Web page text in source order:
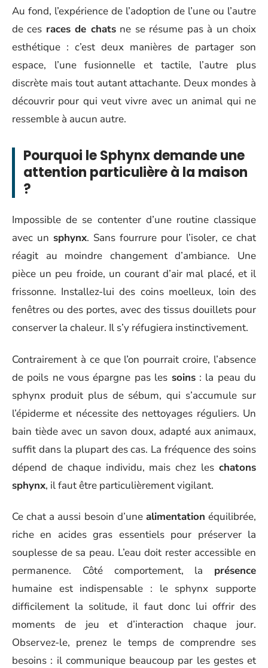
Au fond, l’expérience de l’adoption de l’une ou l’autre
de ces races de chatsne se résume pas à un choix
esthétique : c’est deux manières de partager son
espace, l’une fusionnelle et tactile, l’autre plus
discrète mais tout autant attachante. Deux mondes à
découvrir pour qui veut vivre avec un animal qui ne
ressemble à aucun autre.
Pourquoi le Sphynx demande une
attention particulière à la maison
?
Impossible de se contenter d’une routine classique
avec un sphynx. Sans fourrure pour l’isoler, ce chat
réagit au moindre changement d’ambiance. Une
pièce un peu froide, un courant d’air mal placé, et il
frissonne. Installez-lui des coins moelleux, loin des
fenêtres ou des portes, avec des tissus douillets pour
conserver la chaleur. Il s’y réfugiera instinctivement.
Contrairement à ce que l’on pourrait croire, l’absence
de poils ne vous épargne pas les soins: la peau du
sphynx produit plus de sébum, qui s’accumule sur
l’épiderme et nécessite des nettoyages réguliers. Un
bain tiède avec un savon doux, adapté aux animaux,
suffit dans la plupart des cas. La fréquence des soins
dépend de chaque individu, mais chez les chatons
sphynx, il faut être particulièrement vigilant.
Ce chat a aussi besoin d’une alimentation équilibrée,
riche en acides gras essentiels pour préserver la
souplesse de sa peau. L’eau doit rester accessible en
permanence. Côté comportement, la présence
humaine est indispensable : le sphynx supporte
difficilement la solitude, il faut donc lui offrir des
moments de jeu et d’interaction chaque jour.
Observez-le, prenez le temps de comprendre ses
besoins : il communique beaucoup par les gestes et